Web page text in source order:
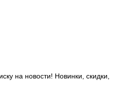
на новости! Новинки, скидки,